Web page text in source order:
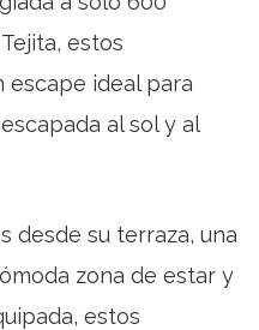
estos
ideal para
al sol y al
desde su terraza, una
zona de estar y
estos